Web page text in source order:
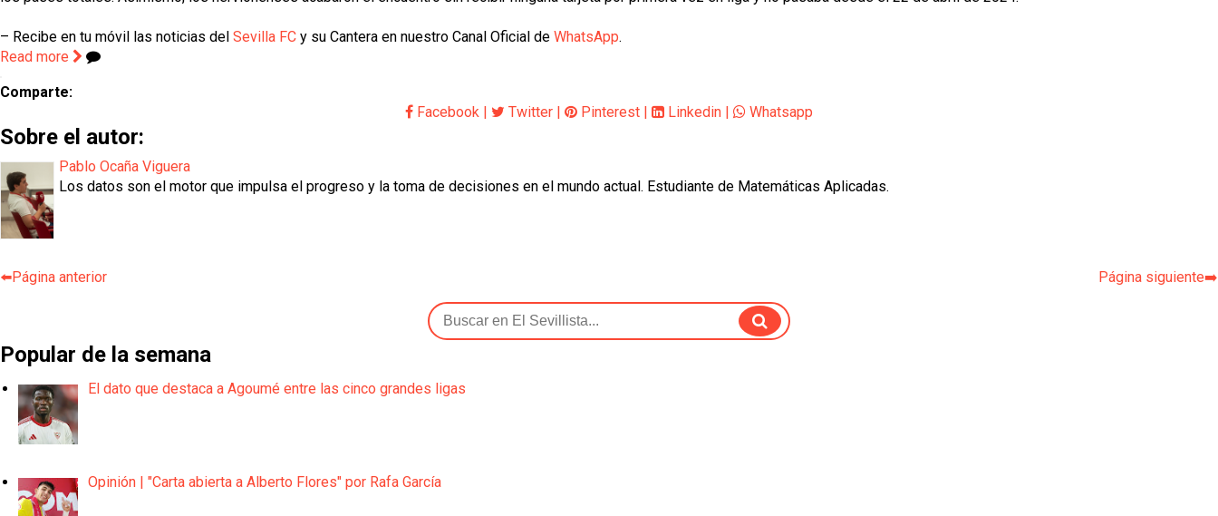
– Recibe en tu móvil las noticias del Sevilla FC y su Cantera en nuestro Canal Oficial de WhatsApp.
Read more
Comparte:
Facebook | Twitter | Pinterest | Linkedin | Whatsapp
Sobre el autor:
Pablo Ocaña Viguera
Los datos son el motor que impulsa el progreso y la toma de decisiones en el mundo actual. Estudiante de Matemáticas Aplicadas.
⬅️Página anterior Página siguiente➡️
Popular de la semana
El dato que destaca a Agoumé entre las cinco grandes ligas
Opinión | "Carta abierta a Alberto Flores" por Rafa García